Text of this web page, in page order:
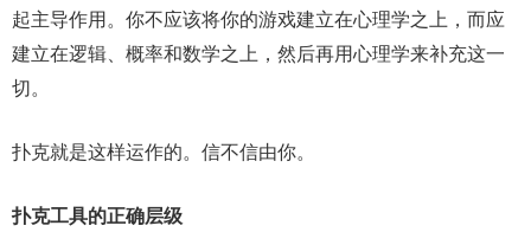
起主导作用。你不应该将你的游戏建立在心理学之上，而应
建立在逻辑、概率和数学之上，然后再用心理学来补充这一
切。
扑克就是这样运作的。信不信由你。
扑克工具的正确层级